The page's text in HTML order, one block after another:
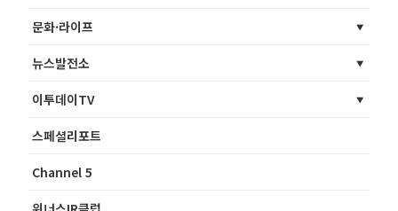
문화·라이프
뉴스발전소
이투데이TV
스페셜리포트
Channel 5